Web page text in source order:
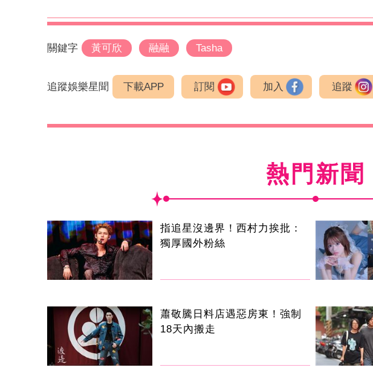
關鍵字 黃可欣 融融 Tasha
追蹤娛樂星聞 下載APP 訂閱 加入 追蹤
熱門新聞
指追星沒邊界！西村力挨批：
獨厚國外粉絲
蕭敬騰日料店遇惡房東！強制
18天內搬走